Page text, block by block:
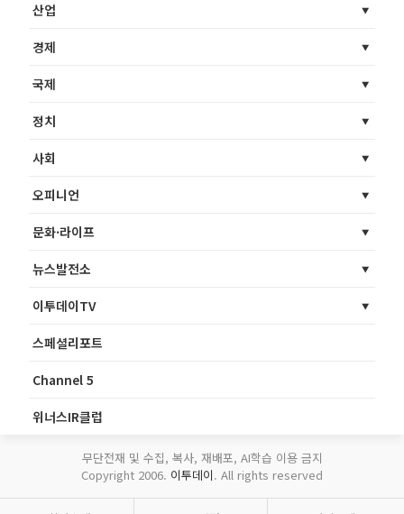
산업
경제
국제
정치
사회
오피니언
문화·라이프
뉴스발전소
이투데이TV
스페셜리포트
Channel 5
위너스IR클럽
무단전재 및 수집, 복사, 재배포, AI학습 이용 금지
Copyright 2006. 이투데이. All rights reserved